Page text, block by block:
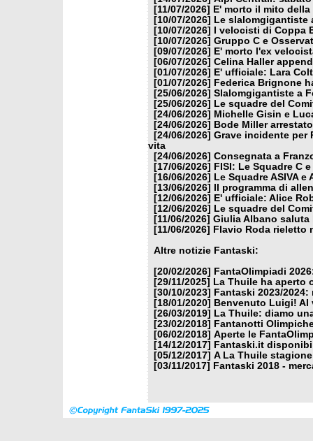
[11/07/2026]
E' morto il mito
[10/07/2026]
Le
[10/07/2026]
I velocisti di Coppa
[10/07/2026] Gruppo C e
[09/07/2026]
E' morto l'ex
[06/07/2026] Celina Haller
[01/07/2026]
E' ufficiale: Lara
[01/07/2026]
Federica Brignone
[25/06/2026] Slalomgigantiste a
[25/06/2026]
Le squadre del
[24/06/2026] Michelle Gisin e
[24/06/2026]
Bode Miller
[24/06/2026] Grave incidente per
vita
[24/06/2026] Consegnata a
[17/06/2026]
FISI: Le Squadre C
[16/06/2026]
Le Squadre ASIVA
[13/06/2026]
Il programma di
[12/06/2026]
E' ufficiale: Alice
[12/06/2026]
Le squadre del
[11/06/2026] Giulia Albano saluta
[11/06/2026]
Flavio Roda rieletto
Altre notizie Fantaski:
[20/02/2026]
FantaOlimpiadi
[29/11/2025]
La Thuile ha aperto
[30/10/2023]
Fantaski 2023/
[18/01/2020]
Benvenuto Luigi! Al
[26/03/2019]
La Thuile: diamo
[23/02/2018]
Fantanotti
[06/02/2018] Aperte le
[14/12/2017]
Fantaski.it
[05/12/2017] A La Thuile
[03/11/2017]
Fantaski 2018 -